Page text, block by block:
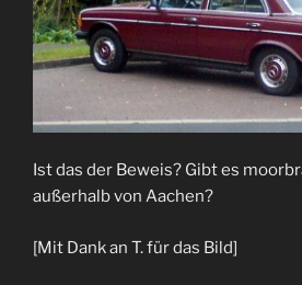
Ist das der Beweis? Gibt es
außerhalb von Aachen?
[Mit Dank an T. für das Bild]